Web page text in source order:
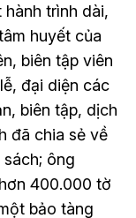
trình dài,
huyết của
biên tập viên
đại diện các
biên tập, dịch
đã chia sẻ về
ông
400.000 tờ
bảo tàng